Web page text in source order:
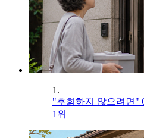
1.
"후회하지 않으려면"
1위